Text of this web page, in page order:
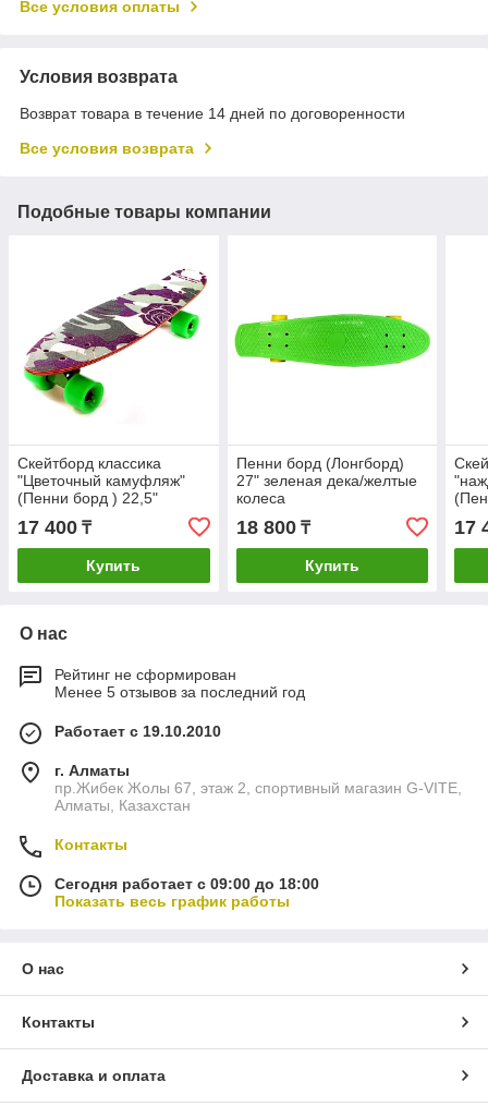
Все условия оплаты
Условия возврата
Возврат товара в течение 14 дней по договоренности
Все условия возврата
Подобные товары компании
Скейтборд классика
"Цветочный камуфляж"
(Пенни борд ) 22,5"
(деревянная дека /
зеленые колеса /
17 400 ₸
Купить
Пенни борд (Лонгборд)
27" зеленая дека/желтые
колеса
18 800₸
Купить
17
О нас
Рейтинг не сформирован
Менее 5 отзывов за последний год
Работает с 19.10.2010
г. Алматы
пр.Жибек Жолы 67, этаж 2, спортивный магазин G-VITE,
Алматы, Казахстан
Контакты
Сегодня работает с 09:00 до 18:00
Показать весь график работы
О нас
Контакты
Доставка и оплата